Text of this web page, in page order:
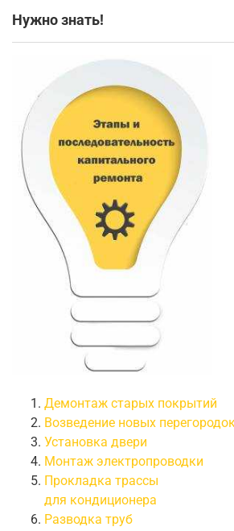
Нужно знать!
Демонтаж старых покрытий
Возведение новых перегородок
Установка двери
Монтаж электропроводки
Прокладка трассы
для кондиционера
Разводка труб